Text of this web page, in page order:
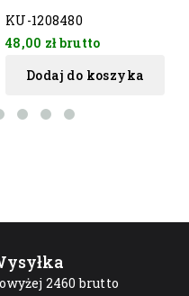
KU-1208480
48,00 złbrutto
Dodaj do koszyka
2460 brutto